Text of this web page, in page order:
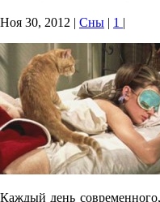
Ноя 30, 2012 | Сны | 1 |
Каждый день